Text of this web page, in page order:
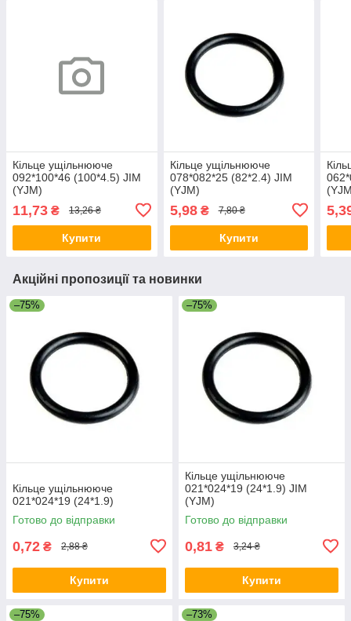
Кільце ущільнююче
092*100*46 (100*4.5) JIM
(YJM)
11,73 ₴ 13,26 ₴
Купити
Кільце ущільнююче
078*082*25 (82*2.4) JIM
(YJM)
5,98₴ 7,80 ₴
Купити
Акційні пропозиції та новинки
–75%
Кільце ущільнююче
021*024*19 (24*1.9)
Готово до відправки
0,72 ₴ 2,88 ₴
Купити
–75%
Кільце ущільнююче
021*024*19 (24*1.9) JIM
(YJM)
Готово до відправки
0,81 ₴ 3,24 ₴
Купити
–75% –73%